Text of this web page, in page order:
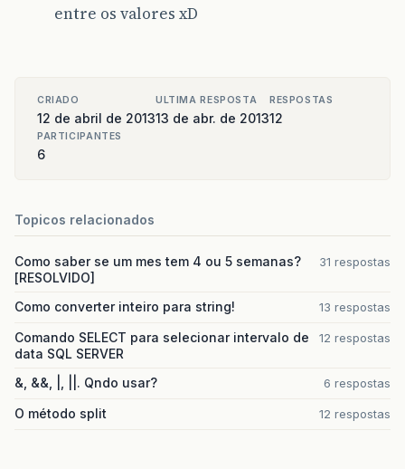
entre os valores xD
CRIADO
12 de abril de 2013
ULTIMA RESPOSTA
13 de abr. de 2013
RESPOSTAS
12
PARTICIPANTES
6
Topicos relacionados
Como saber se um mes tem 4 ou 5 semanas?
[RESOLVIDO]
31 respostas
Como converter inteiro para string! 13 respostas
Comando SELECT para selecionar intervalo de
data SQL SERVER
12 respostas
&, &&, |, ||. Qndo usar? 6 respostas
O método split 12 respostas